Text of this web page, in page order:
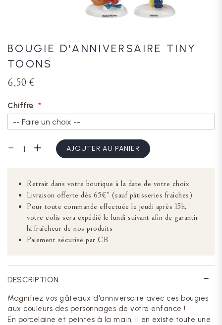
BOUGIE D'ANNIVERSAIRE TINY
TOONS
6,50 €
Chiffre
AJOUTER AU PANIER
Retrait dans votre boutique à la date de votre choix
Livraison offerte dès 65€* (sauf pâtisseries fraîches)
Pour toute commande effectuée le jeudi après 15h,
votre colis sera expédié le lundi suivant afin de garantir
la fraîcheur de nos produits
Paiement sécurisé par CB
DESCRIPTION
Magnifiez vos gâteaux d'anniversaire avec ces bougies
aux couleurs des personnages de votre enfance !
En porcelaine et peintes à la main, il en existe toute une